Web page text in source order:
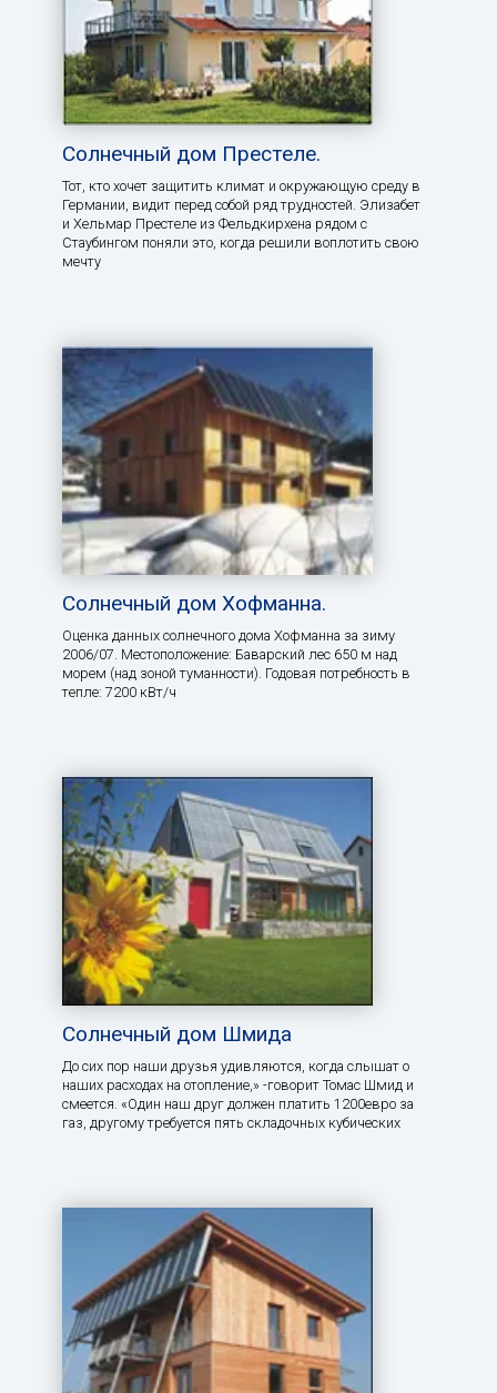
Солнечный дом Престеле.
Тот, кто хочет защитить климат и окружающую среду в
Германии, видит перед собой ряд трудностей. Элизабет
и Хельмар Престеле из Фельдкирхена рядом с
Стаубингом поняли это, когда решили воплотить свою
мечту
Солнечный дом Хофманна.
Оценка данных солнечного дома Хофманна за зиму
2006/07. Местоположение: Баварский лес 650 м над
морем (над зоной туманности). Годовая потребность в
тепле: 7200 кВт/ч
Солнечный дом Шмида
До сих пор наши друзья удивляются, когда слышат о
наших расходах на отопление,» -говорит Томас Шмид и
смеется. «Один наш друг должен платить 1200евро за
газ, другому требуется пять складочных кубических